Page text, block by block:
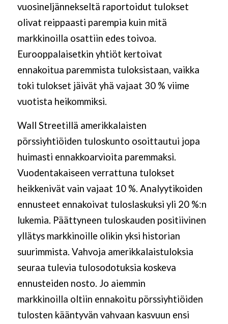
vuosineljännekseltä raportoidut tulokset
olivat reippaasti parempia kuin mitä
markkinoilla osattiin edes toivoa.
Eurooppalaisetkin yhtiöt kertoivat
ennakoitua paremmista tuloksistaan, vaikka
toki tulokset jäivät yhä vajaat 30 % viime
vuotista heikommiksi.
Wall Streetillä amerikkalaisten
pörssiyhtiöiden tuloskunto osoittautui jopa
huimasti ennakkoarvioita paremmaksi.
Vuodentakaiseen verrattuna tulokset
heikkenivät vain vajaat 10 %. Analyytikoiden
ennusteet ennakoivat tuloslaskuksi yli 20 %:n
lukemia. Päättyneen tuloskauden positiivinen
yllätys markkinoille olikin yksi historian
suurimmista. Vahvoja amerikkalaistuloksia
seuraa tulevia tulosodotuksia koskeva
ennusteiden nosto. Jo aiemmin
markkinoilla oltiin ennakoitu pörssiyhtiöiden
tulosten kääntyvän vahvaan kasvuun ensi